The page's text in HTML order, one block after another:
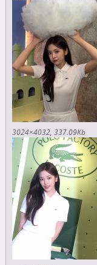
3024×4032 337.09Kb